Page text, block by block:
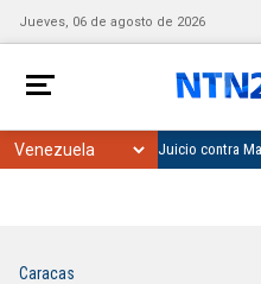
Jueves, 06 de agosto de 2026
Juicio contra
Caracas